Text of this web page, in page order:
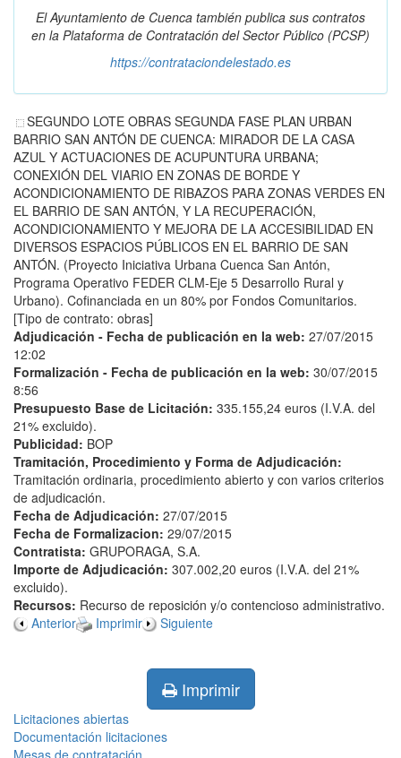
El Ayuntamiento de Cuenca también publica sus contratos
en la Plataforma de Contratación del Sector Público (PCSP)
https://contrataciondelestado.es
SEGUNDO LOTE OBRAS SEGUNDA FASE PLAN URBAN
BARRIO SAN ANTÓN DE CUENCA: MIRADOR DE LA CASA
AZUL Y ACTUACIONES DE ACUPUNTURA URBANA;
CONEXIÓN DEL VIARIO EN ZONAS DE BORDE Y
ACONDICIONAMIENTO DE RIBAZOS PARA ZONAS VERDES EN
EL BARRIO DE SAN ANTÓN, Y LA RECUPERACIÓN,
ACONDICIONAMIENTO Y MEJORA DE LA ACCESIBILIDAD EN
DIVERSOS ESPACIOS PÚBLICOS EN EL BARRIO DE SAN
ANTÓN. (Proyecto Iniciativa Urbana Cuenca San Antón,
Programa Operativo FEDER CLM-Eje 5 Desarrollo Rural y
Urbano). Cofinanciada en un 80% por Fondos Comunitarios.
[Tipo de contrato: obras]
Adjudicación - Fecha de publicación en la web: 27/07/2015
12:02
Formalización - Fecha de publicación en la web: 30/07/2015
8:56
Presupuesto Base de Licitación: 335.155,24 euros (I.V.A. del
21% excluido).
Publicidad: BOP
Tramitación, Procedimiento y Forma de Adjudicación:
Tramitación ordinaria, procedimiento abierto y con varios criterios
de adjudicación.
Fecha de Adjudicación: 27/07/2015
Fecha de Formalizacion: 29/07/2015
Contratista: GRUPORAGA, S.A.
Importe de Adjudicación: 307.002,20 euros (I.V.A. del 21%
excluido).
Recursos: Recurso de reposición y/o contencioso administrativo.
Anterior
Imprimir Siguiente
Imprimir
Licitaciones abiertas
Documentación licitaciones
Mesas de contratación